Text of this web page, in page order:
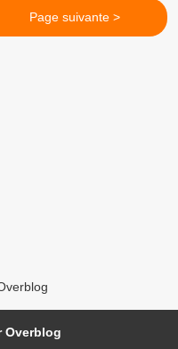
Page suivante >
Overblog